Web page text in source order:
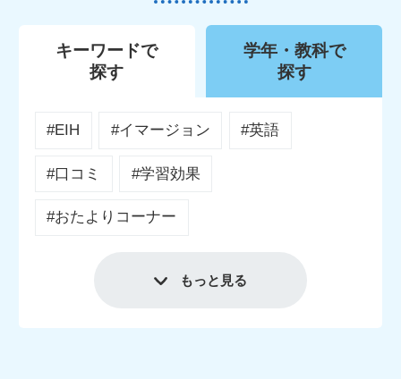
キーワードで
探す
学年・教科で
探す
#EIH #イマージョン #英語
#口コミ #学習効果
#おたよりコーナー
もっと見る